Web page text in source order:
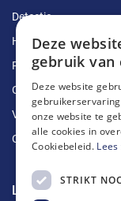
Detectie
Herstellingen
Ruimingen
Ontstoppingen
Vetputten
Ontkalking
Longin Service
Deze
gebruik van
Deze website
onze website te
alle cookies in
Cookiebeleid.
STRIKT